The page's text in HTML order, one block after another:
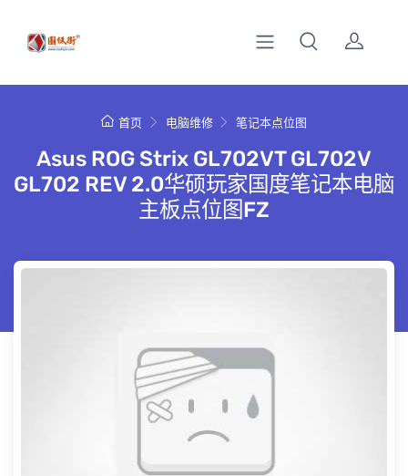
首页 电脑维修 笔记本点位图
Asus ROG Strix GL702VT GL702V
GL702 REV 2.0华硕玩家国度笔记本电脑
主板点位图FZ